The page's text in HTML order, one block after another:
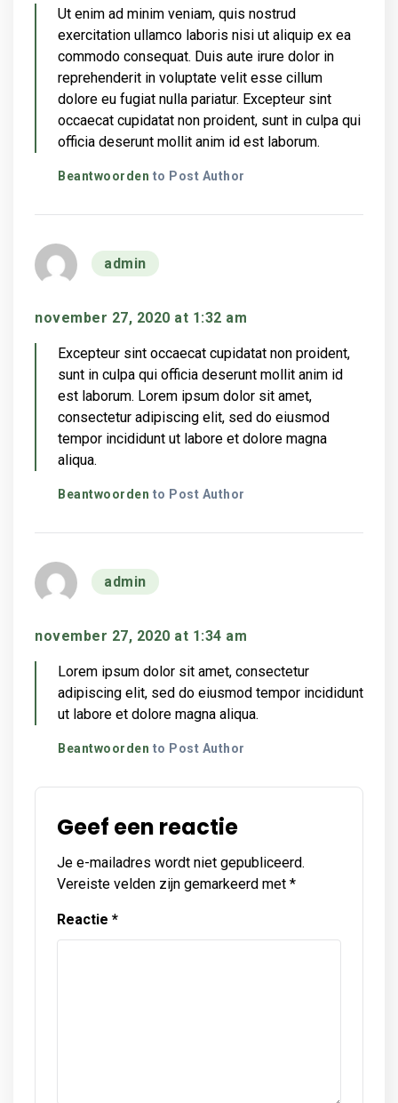
Ut enim ad minim veniam, quis nostrud
exercitation ullamco laboris nisi ut aliquip ex ea
commodo consequat. Duis aute irure dolor in
reprehenderit in voluptate velit esse cillum
dolore eu fugiat nulla pariatur. Excepteur sint
occaecat cupidatat non proident, sunt in culpa qui
officia deserunt mollit anim id est laborum.
Beantwoorden to Post Author
admin
november 27, 2020 at 1:32 am
Excepteur sint occaecat cupidatat non proident,
sunt in culpa qui officia deserunt mollit anim id
est laborum. Lorem ipsum dolor sit amet,
consectetur adipiscing elit, sed do eiusmod
tempor incididunt ut labore et dolore magna
aliqua.
Beantwoorden to Post Author
admin
november 27, 2020 at 1:34 am
Lorem ipsum dolor sit amet, consectetur
adipiscing elit, sed do eiusmod tempor incididunt
ut labore et dolore magna aliqua.
Beantwoorden to Post Author
Geef een reactie
Je e-mailadres wordt niet gepubliceerd.
Vereiste velden zijn gemarkeerd met *
Reactie *